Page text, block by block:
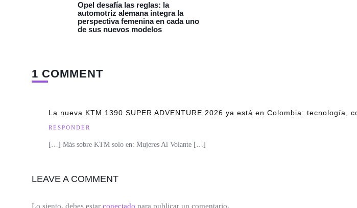
Opel desafía las reglas: la
automotriz alemana integra la
perspectiva femenina en cada uno
de sus nuevos modelos
1 COMMENT
La nueva KTM 1390 SUPER ADVENTURE 2026 ya está en Colombia:
RESPONDER
[…] Más sobre KTM solo en: Mujeres Al Volante […]
LEAVE A COMMENT
Lo siento, debes estar conectado para publicar un comentario.